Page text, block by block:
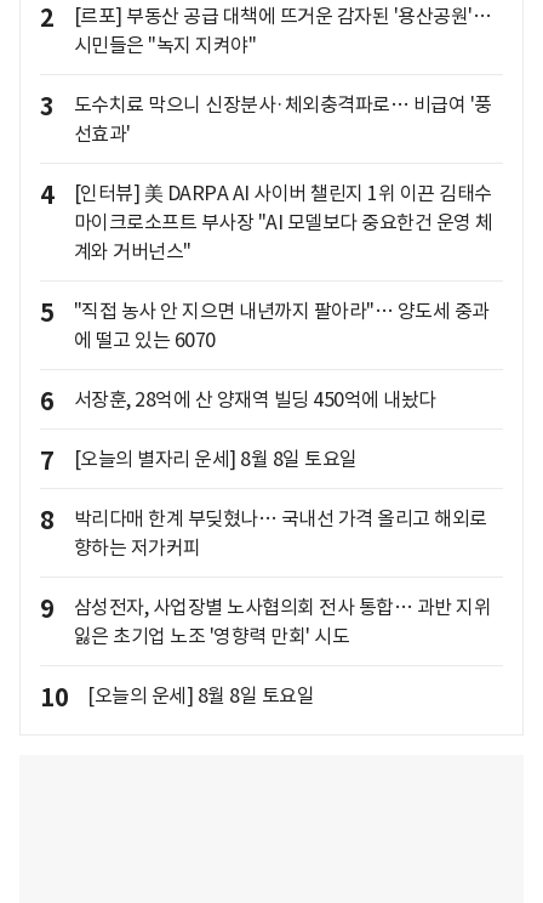
2
[르포] 부동산 공급 대책에 뜨거운 감자된 '용산공원'…
시민들은 "녹지 지켜야"
3
도수치료 막으니 신장분사·체외충격파로… 비급여 '풍
선효과'
4
[인터뷰] 美 DARPA AI 사이버 챌린지 1위 이끈 김태수
마이크로소프트 부사장 "AI 모델보다 중요한건 운영 체
계와 거버넌스"
5
"직접 농사 안 지으면 내년까지 팔아라"… 양도세 중과
에 떨고 있는 6070
6 서장훈, 28억에 산 양재역 빌딩 450억에 내놨다
7 [오늘의 별자리 운세] 8월 8일 토요일
8
박리다매 한계 부딪혔나… 국내선 가격 올리고 해외로
향하는 저가커피
9
삼성전자, 사업장별 노사협의회 전사 통합… 과반 지위
잃은 초기업 노조 '영향력 만회' 시도
10 [오늘의 운세] 8월 8일 토요일